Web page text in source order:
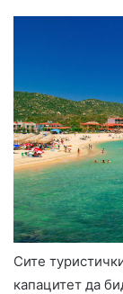
Сите
капацитет да